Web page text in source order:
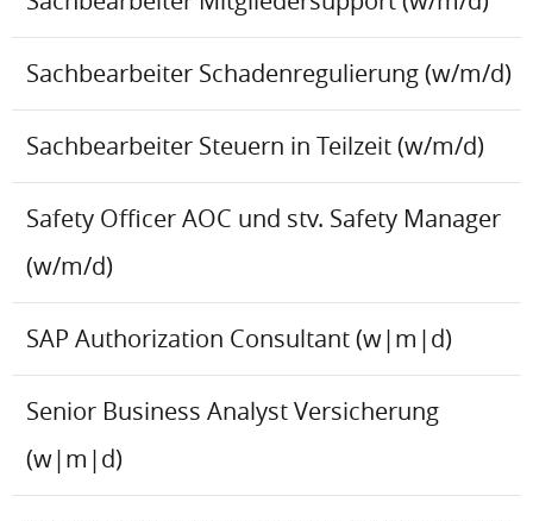
Sachbearbeiter Schadenregulierung (w/m/d)
Sachbearbeiter Steuern in Teilzeit (w/m/d)
Safety Officer AOC und stv. Safety Manager
(w/m/d)
SAP Authorization Consultant (w|m|d)
Senior Business Analyst Versicherung
(w|m|d)